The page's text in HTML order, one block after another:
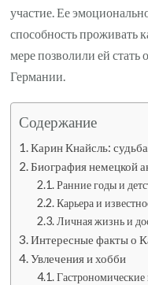
участие. Ее
способность проживать
мере позволили ей
Германии.
Содержание
Карин Кнайсль:
Биография немецкой
Ранние годы и
Карьера и
Личная жизнь и
Интересные факты о
Увлечения и хобби